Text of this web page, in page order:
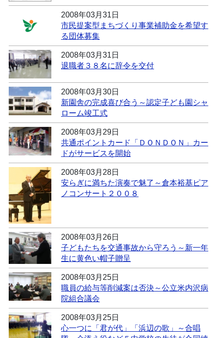
2008年03月31日
市民提案型まちづくり事業補助金を希望す
る団体募集
2008年03月31日
退職者３８名に辞令を交付
2008年03月30日
新園舎の完成喜び合う～認定子ども園シャ
ローム竣工式
2008年03月29日
共通ポイントカード「ＤＯＮＤＯＮ」カー
ドがサービスを開始
2008年03月28日
安らぎに満ちた演奏で魅了～倉本裕基ピア
ノコンサート２００８
2008年03月26日
子どもたちを交通事故から守ろう～新一年
生に黄色い帽子贈呈
2008年03月25日
職員の給与等削減案は否決～公立米内沢病
院組合議会
2008年03月25日
心一つに「君が代」「浜辺の歌」～合唱